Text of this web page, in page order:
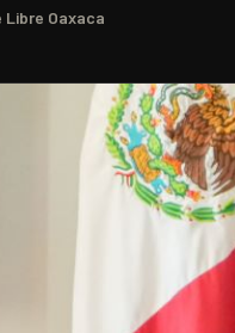
Libre Oaxaca